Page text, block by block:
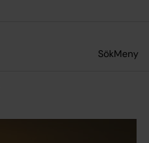
SökMeny